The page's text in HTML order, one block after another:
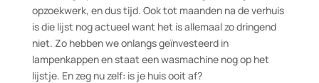
opzoekwerk, en dus tijd. Ook tot maanden na de verhuis
is die lijst nog actueel want het is allemaal zo dringend
niet. Zo hebben we onlangs geïnvesteerd in
lampenkappen en staat een wasmachine nog op het
lijstje. En zeg nu zelf: is je huis ooit af?